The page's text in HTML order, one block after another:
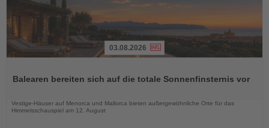
die
03.08.2026
Balearen bereiten sich auf die totale Sonnenfinsternis vor
Vestige-Häuser auf Menorca und Mallorca bieten außergewöhnliche Orte für das
Himmelsschauspiel am 12. August